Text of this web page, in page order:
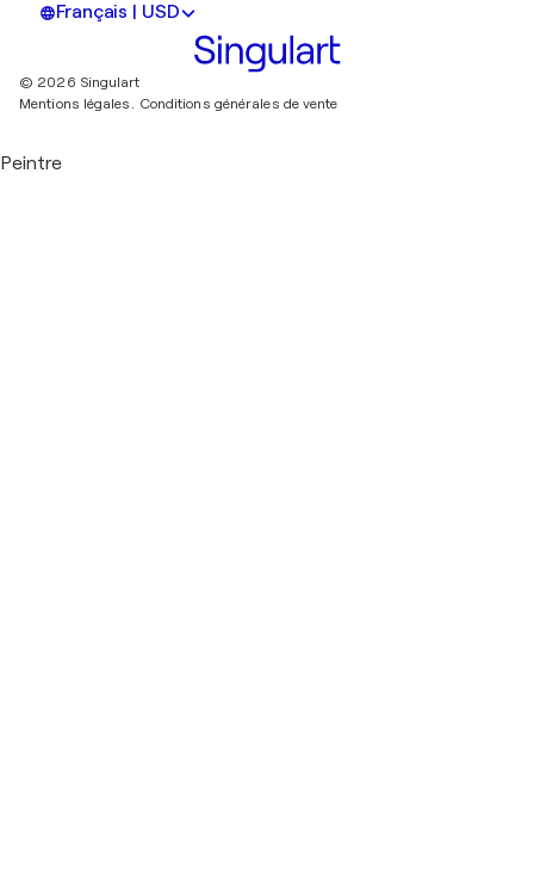
Français | USD
© 2026 Singulart
Mentions légales. Conditions générales de vente
Peintre